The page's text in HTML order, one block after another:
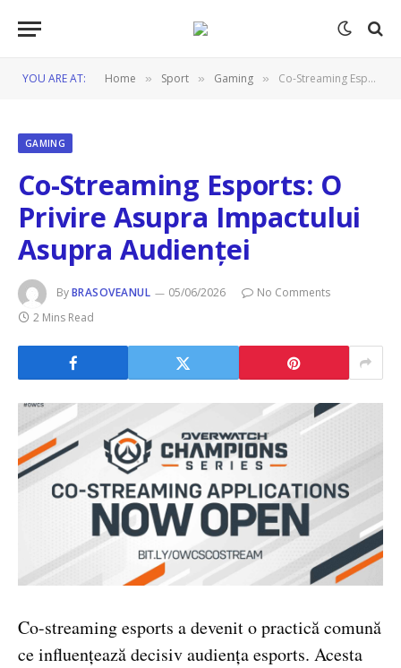
YOU ARE AT: Home » Sport » Gaming » Co-Streaming Esports: O Privire Asupra Impactului Asupra Audienței
GAMING
Co-Streaming Esports: O
Privire Asupra Impactului
Asupra Audienței
ByBRASOVEANUL 05/06/2026
No Comments
2 Mins Read
Co-streaming esports a devenit o practică comună
ce influențează decisiv audiența esports. Acesta